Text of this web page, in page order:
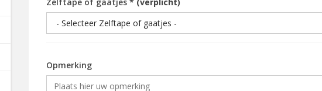
Zelftape of gaatjes * (verplicht)
Opmerking